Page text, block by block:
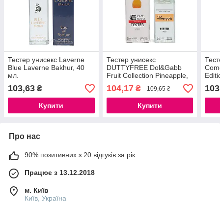
Тестер унисекс Laverne
Blue Laverne Bakhur, 40
мл.
103,63 ₴
Купити
Тестер унисекс
DUTTYFREE Dol&Gabb
Fruit Collection Pineapple,
60 мл.
104,17₴ 109,65 ₴
Купити
Про нас
90% позитивних з 20 відгуків за рік
Працює з 13.12.2018
м. Київ
Київ, Україна